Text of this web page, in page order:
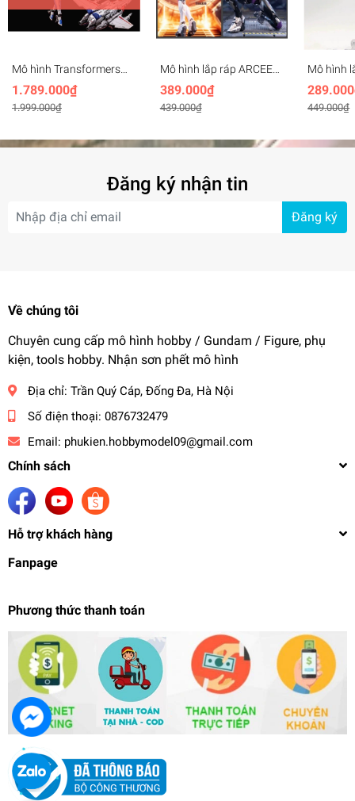
Mô hình Transformers
CS03 STAR QUEEN
Collection Space
1.789.000₫
1.999.000₫
Mô hình lắp ráp ARCEE
MD002 Transformer
Xiaofeng
389.000₫
439.000₫
Mô hình
449.000₫
Đăng ký nhận tin
Đăng ký
Về chúng tôi
Chuyên cung cấp mô hình hobby / Gundam / Figure, phụ
kiện, tools hobby. Nhận sơn phết mô hình
Địa chỉ: Trần Quý Cáp, Đống Đa, Hà Nội
Số điện thoại: 0876732479
Email: phukien.hobbymodel09@gmail.com
Chính sách
Hỗ trợ khách hàng
Fanpage
Phương thức thanh toán
Mô hình lắp ráp Transformer Earth Mode
YOLOPART
3.088.000₫